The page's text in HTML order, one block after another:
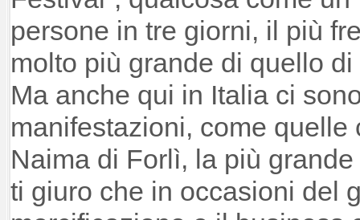
persone in tre giorni, il più
molto più grande di quello
Ma anche qui in Italia ci
manifestazioni, come quelle
Naima di Forlì, la più
ti giuro che in occasioni del